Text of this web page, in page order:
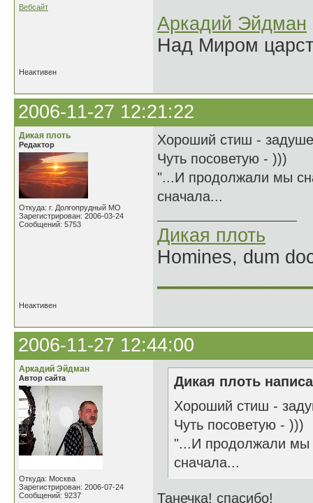
Вебсайт
Аркадий Эйдман
Над Миром
Неактивен
2006-11-27 12:21:22
Дикая плоть
Редактор
Откуда: г. Долгопрудный МО
Зарегистрирован: 2006-03-24
Сообщений: 5753
Хороший стиш -
Чуть посоветую - )))
"...И продолжали мы
сначала...
Дикая плоть
Homines, dum
Неактивен
2006-11-27 12:44:00
Аркадий Эйдман
Автор сайта
Откуда: Москва
Зарегистрирован: 2006-07-24
Сообщений: 9237
Дикая плоть
Хороший стиш -
Чуть посоветую - )))
"...И продолжали мы
сначала...
Танечка! спасибо!